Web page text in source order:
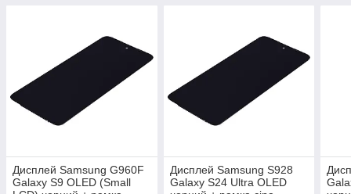
Дисплей Samsung G960F
Galaxy S9 OLED (Small
Дисплей Samsung S928
Galaxy S24 Ultra OLED